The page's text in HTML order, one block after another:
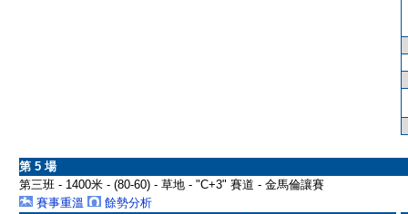
第 5 場
第三班 - 1400米 - (80-60) - 草地 - "C+3" 賽道 - 金馬倫讓賽
賽事重溫
餘勢分析